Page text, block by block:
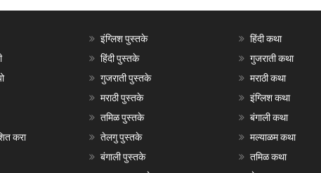
करा
इंग्लिश पुस्तके
हिंदी पुस्तके
गुजराती पुस्तके
मराठी पुस्तके
तमिळ पुस्तके
तेलगु पुस्तके
बंगाली पुस्तके
हिंदी कथा
गुजराती कथा
मराठी कथा
इंग्लिश कथा
बंगाली कथा
मल्याळम कथा
तमिळ कथा